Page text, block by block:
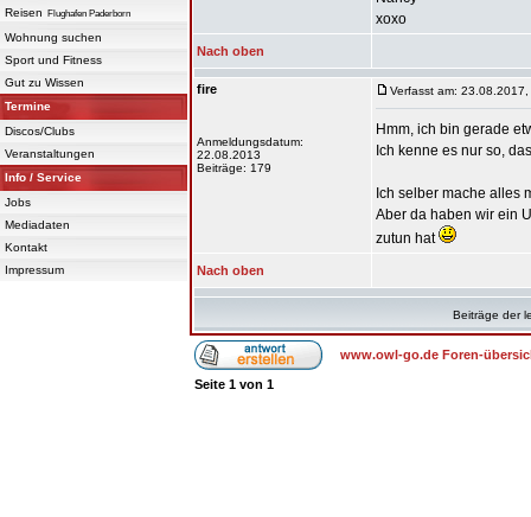
Reisen Flughafen Paderborn
Wohnung suchen
Sport und Fitness
Gut zu Wissen
Termine
Discos/Clubs
Veranstaltungen
Info / Service
Jobs
Mediadaten
Kontakt
Impressum
xoxo
Nach oben
fire
Anmeldungsdatum:
22.08.2013
Beiträge: 179
Verfasst am:
Hmm, ich bin gerade
Ich kenne es nur so,
Ich selber mache alles
Aber da haben wir ein
zutun hat
Nach oben
Beiträge der
www.owl-go.de Foren-
Seite 1 von 1